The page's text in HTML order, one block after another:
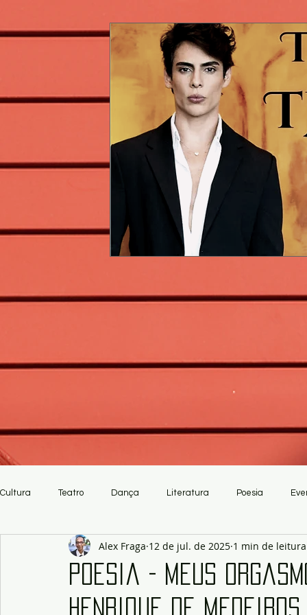
Cultura Teatro Dança Literatura Poesia
Artesanato
Poesia - Meus
Henrique de Medeiros
Alex Fraga 12 de jul. de 2025 1 min de leitura